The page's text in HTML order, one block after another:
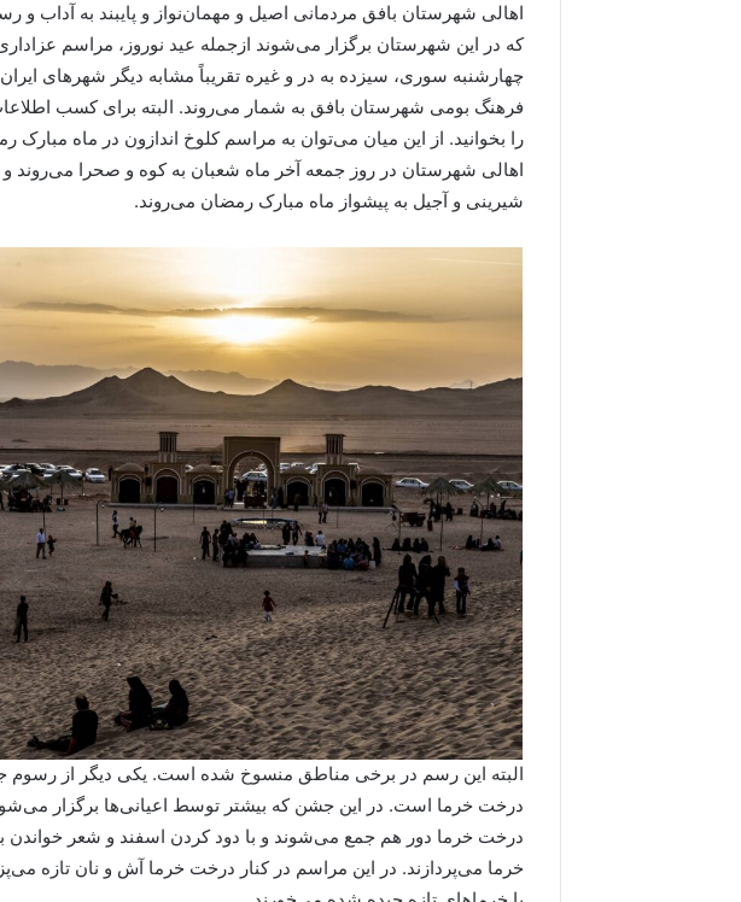
اهالی شهرستان بافق مردمانی اصیل و مهمان‌نواز و پایبند به آداب
که در این شهرستان برگزار می‌شوند ازجمله عید نوروز، مراسم
چهارشنبه سوری، سیزده به در و غیره تقریباً مشابه دیگر شهرهای
فرهنگ بومی شهرستان بافق به شمار می‌روند. البته برای کسب اطلاعات
را بخوانید. از این میان می‌توان به مراسم کلوخ اندازون در ماه
اهالی شهرستان در روز جمعه آخر ماه شعبان به کوه و صحرا می‌روند
شیرینی و آجیل به پیشواز ماه مبارک رمضان می‌روند.
البته این رسم در برخی مناطق منسوخ شده است. یکی دیگر از رسوم
درخت خرما است. در این جشن که بیشتر توسط اعیانی‌ها برگزار
درخت خرما دور هم جمع می‌شوند و با دود کردن اسفند و شعر
خرما می‌پردازند. در این مراسم در کنار درخت خرما آش و نان تازه